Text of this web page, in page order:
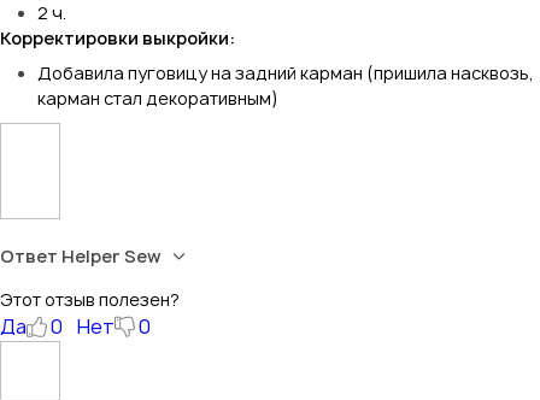
2 ч.
Корректировки выкройки:
Добавила пуговицу на задний карман (пришила насквозь,
карман стал декоративным)
Ответ Helper Sew
Этот отзыв полезен?
Да 0 Нет 0